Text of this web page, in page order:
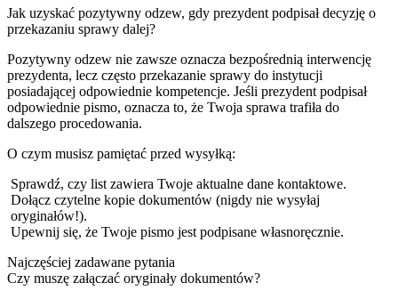
Jak uzyskać pozytywny odzew, gdy prezydent podpisał decyzję o
przekazaniu sprawy dalej?
Pozytywny odzew nie zawsze oznacza bezpośrednią interwencję
prezydenta, lecz często przekazanie sprawy do instytucji
posiadającej odpowiednie kompetencje. Jeśli prezydent podpisał
odpowiednie pismo, oznacza to, że Twoja sprawa trafiła do
dalszego procedowania.
O czym musisz pamiętać przed wysyłką:
Sprawdź, czy list zawiera Twoje aktualne dane kontaktowe.
Dołącz czytelne kopie dokumentów (nigdy nie wysyłaj
oryginałów!).
Upewnij się, że Twoje pismo jest podpisane własnoręcznie.
Najczęściej zadawane pytania
Czy muszę załączać oryginały dokumentów?